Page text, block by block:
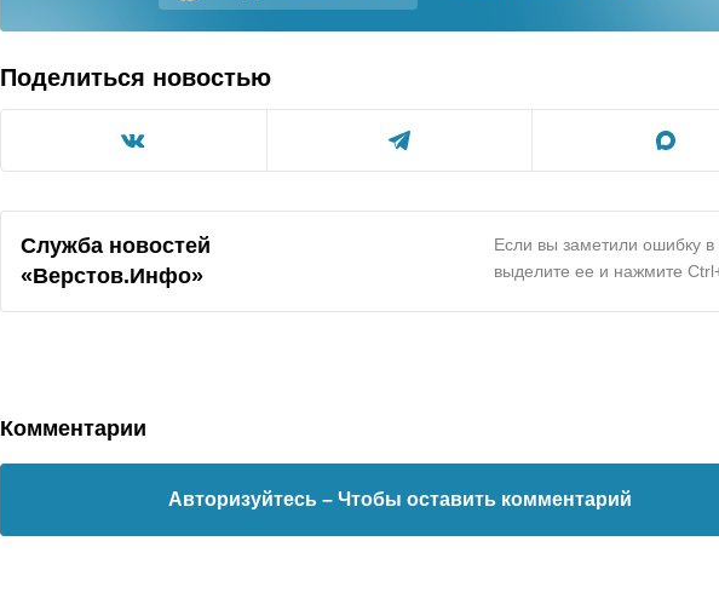
Поделиться новостью
Служба новостей
«Верстов.Инфо»
Если вы заметили ошибку в
выделите ее и нажмите
Комментарии
Авторизуйтесь – Чтобы оставить комментарий